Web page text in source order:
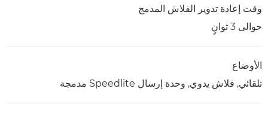
وقت إعادة تدوير الفلاش المدمج
حوالى 3 ثوانٍ
الأوضاع
تلقائي, فلاش يدوي, وحدة إرسال Speedlite مدمجة